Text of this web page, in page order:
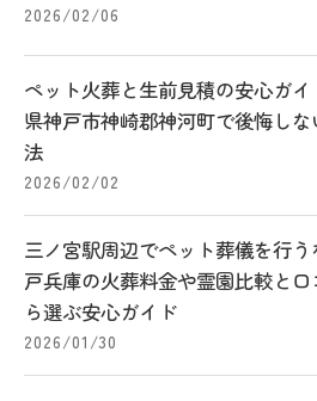
2026/02/06
ペット火葬と生前見積の安心ガ
県神戸市神崎郡神河町で後悔し
法
2026/02/02
三ノ宮駅周辺でペット葬儀を行う
戸兵庫の火葬料金や霊園比較と
ら選ぶ安心ガイド
2026/01/30